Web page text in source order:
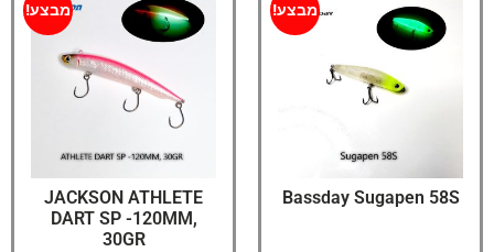
מבצע!
Bassday Sugapen 58S
מבצע!
JACKSON ATHLETE
DART SP -120MM,
30GR